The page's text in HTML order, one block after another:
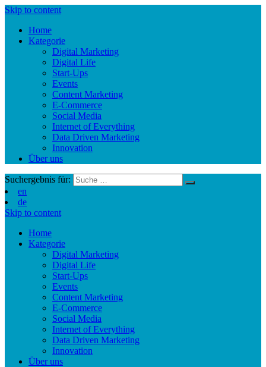
Skip to content
Home
Kategorie
Digital Marketing
Digital Life
Start-Ups
Events
Content Marketing
E-Commerce
Social Media
Internet of Everything
Data Driven Marketing
Innovation
Über uns
Suchergebnis für:
en
de
Skip to content
Home
Kategorie
Digital Marketing
Digital Life
Start-Ups
Events
Content Marketing
E-Commerce
Social Media
Internet of Everything
Data Driven Marketing
Innovation
Über uns